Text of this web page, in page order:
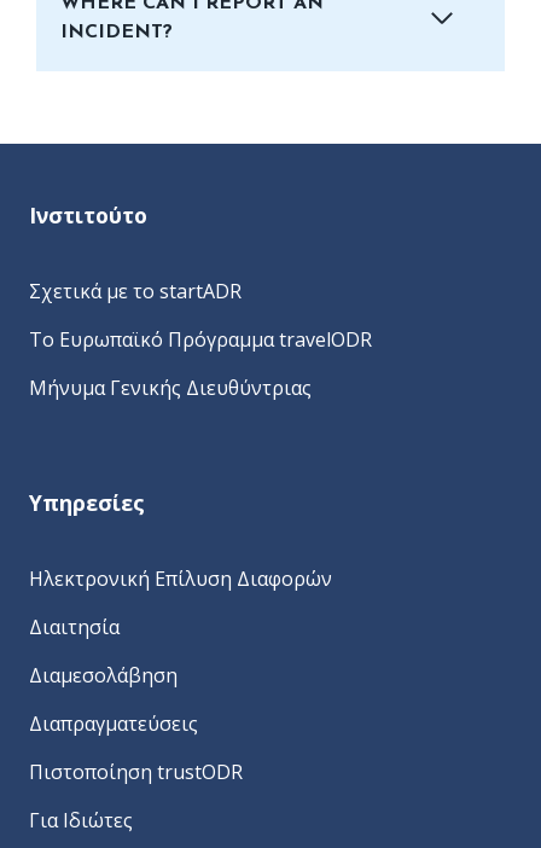
INCIDENT?
Ινστιτούτο
Σχετικά με το startADR
Το Ευρωπαϊκό Πρόγραμμα travelODR
Μήνυμα Γενικής Διευθύντριας
Υπηρεσίες
Ηλεκτρονική Επίλυση Διαφορών
Διαιτησία
Διαμεσολάβηση
Διαπραγματεύσεις
Πιστοποίηση trustODR
Για Ιδιώτες